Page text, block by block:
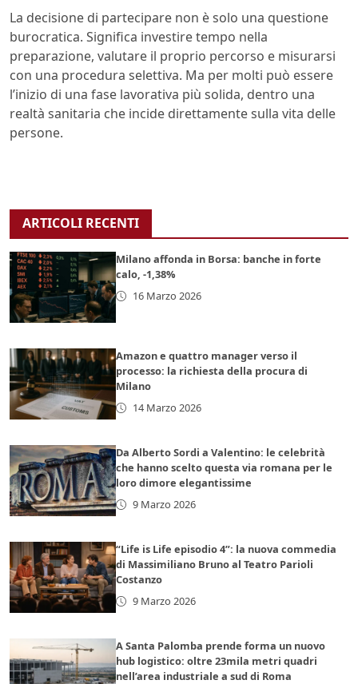
La decisione di partecipare non è solo una questione
burocratica. Significa investire tempo nella
preparazione, valutare il proprio percorso e misurarsi
con una procedura selettiva. Ma per molti può essere
l’inizio di una fase lavorativa più solida, dentro una
realtà sanitaria che incide direttamente sulla vita delle
persone.
ARTICOLI RECENTI
Milano affonda in Borsa: banche in forte
calo, -1,38%
16 Marzo 2026
Amazon e quattro manager verso il
processo: la richiesta della procura di
Milano
14 Marzo 2026
Da Alberto Sordi a Valentino: le celebrità
che hanno scelto questa via romana per le
loro dimore elegantissime
9 Marzo 2026
“Life is Life episodio 4”: la nuova commedia
di Massimiliano Bruno al Teatro Parioli
Costanzo
9 Marzo 2026
A Santa Palomba prende forma un nuovo
hub logistico: oltre 23mila metri quadri
nell’area industriale a sud di Roma